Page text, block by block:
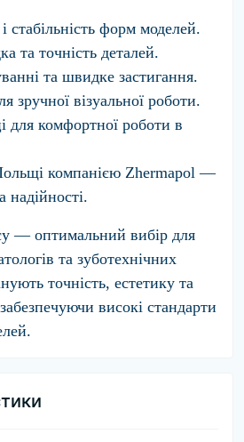
стабільність форм моделей.
та точність деталей.
та швидке застигання.
зручної візуальної роботи.
для комфортної роботи в
компанією Zhermapol —
надійності.
— оптимальний вибір для
та зуботехнічних
точність, естетику та
високі стандарти